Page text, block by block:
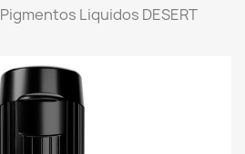
Pigmentos Liquidos DESERT